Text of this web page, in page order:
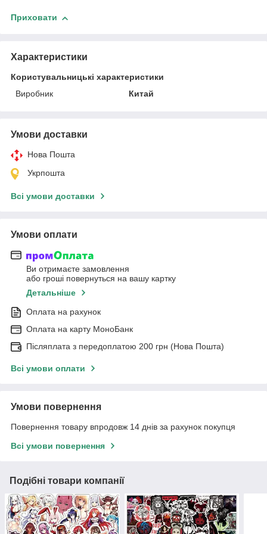
Приховати
Характеристики
Користувальницькі характеристики
Виробник
Китай
Умови доставки
Нова Пошта
Укрпошта
Всі умови доставки
Умови оплати
Ви отримаєте замовлення
або гроші повернуться на вашу картку
Детальніше
Оплата на рахунок
Оплата на карту МоноБанк
Післяплата з передоплатою 200 грн (Нова Пошта)
Всі умови оплати
Умови повернення
Повернення товару впродовж 14 днів за рахунок покупця
Всі умови повернення
Подібні товари компанії